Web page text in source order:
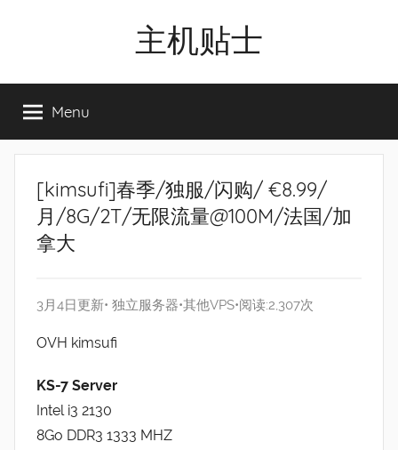
主机贴士
工|BandwagonHost
VPS|Vps|
主
Menu
[kimsufi]春季/独服/闪购/ €8.99/
月/8G/2T/无限流量@100M/法国/加
拿大
3月4日更新• 独立服务器•其他VPS•阅读:2,307次
OVH kimsufi
KS-7 Server
Intel i3 2130
8Go DDR3 1333 MHZ